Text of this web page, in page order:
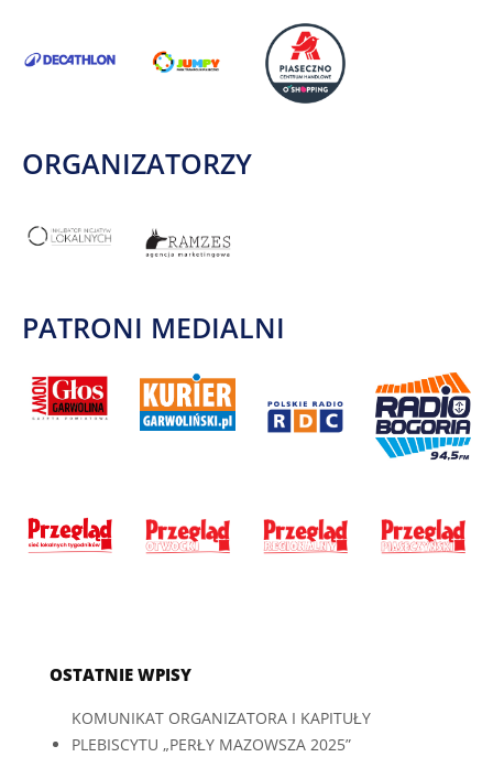
ORGANIZATORZY
PATRONI MEDIALNI
OSTATNIE WPISY
KOMUNIKAT ORGANIZATORA I KAPITUŁY
PLEBISCYTU „PERŁY MAZOWSZA 2025”